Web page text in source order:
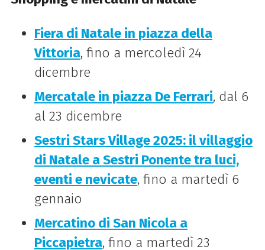
Fiera di Natale in piazza della
Vittoria, fino a mercoledì 24
dicembre
Mercatale in piazza De Ferrari, dal 6
al 23 dicembre
Sestri Stars Village 2025: il villaggio
di Natale a Sestri Ponente tra luci,
eventi e nevicate, fino a martedì 6
gennaio
Mercatino di San Nicola a
Piccapietra, fino a martedì 23